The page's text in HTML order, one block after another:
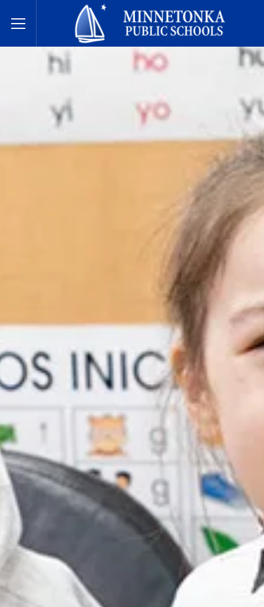
Toggle Menu
Hệ thống Trường Công lập Minnetonka